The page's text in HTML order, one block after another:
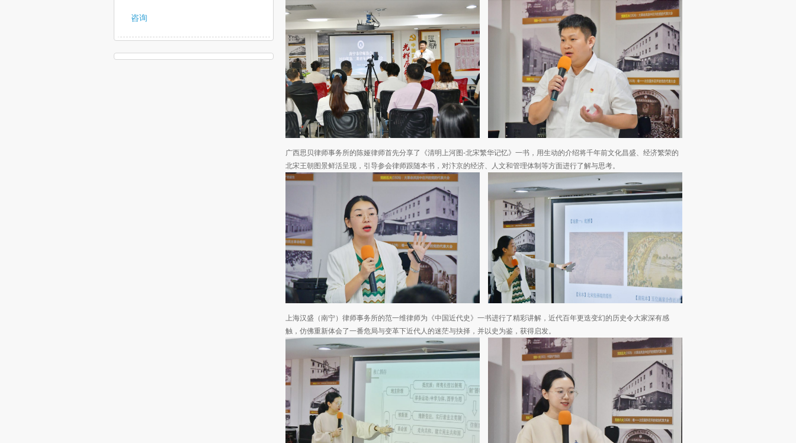
咨询
广西思贝律师事务所的陈娅律师首先分享了《清明上河图-北宋繁华记忆》一书，用生动的介绍将千年前文化昌盛、经济繁荣的
北宋王朝图景鲜活呈现，引导参会律师跟随本书，对汴京的经济、人文和管理体制等方面进行了解与思考。
上海汉盛（南宁）律师事务所的范一维律师为《中国近代史》一书进行了精彩讲解，近代百年更迭变幻的历史令大家深有感
触，仿佛重新体会了一番危局与变革下近代人的迷茫与抉择，并以史为鉴，获得启发。